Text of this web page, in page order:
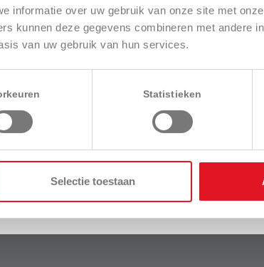
informatie over uw gebruik van onze site met
kunnen deze gegevens combineren met andere
van uw gebruik van hun services.
Statistieken
Selectie toestaan